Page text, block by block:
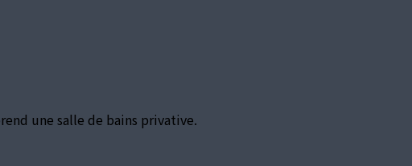
une salle de bains privative.